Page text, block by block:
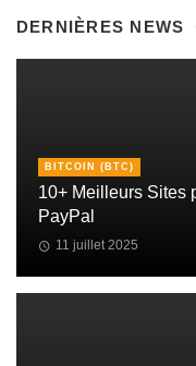
DERNIÈRES NEWS
BITCOIN (BTC)
10+ Meilleurs Sites
PayPal
11 juillet 2025